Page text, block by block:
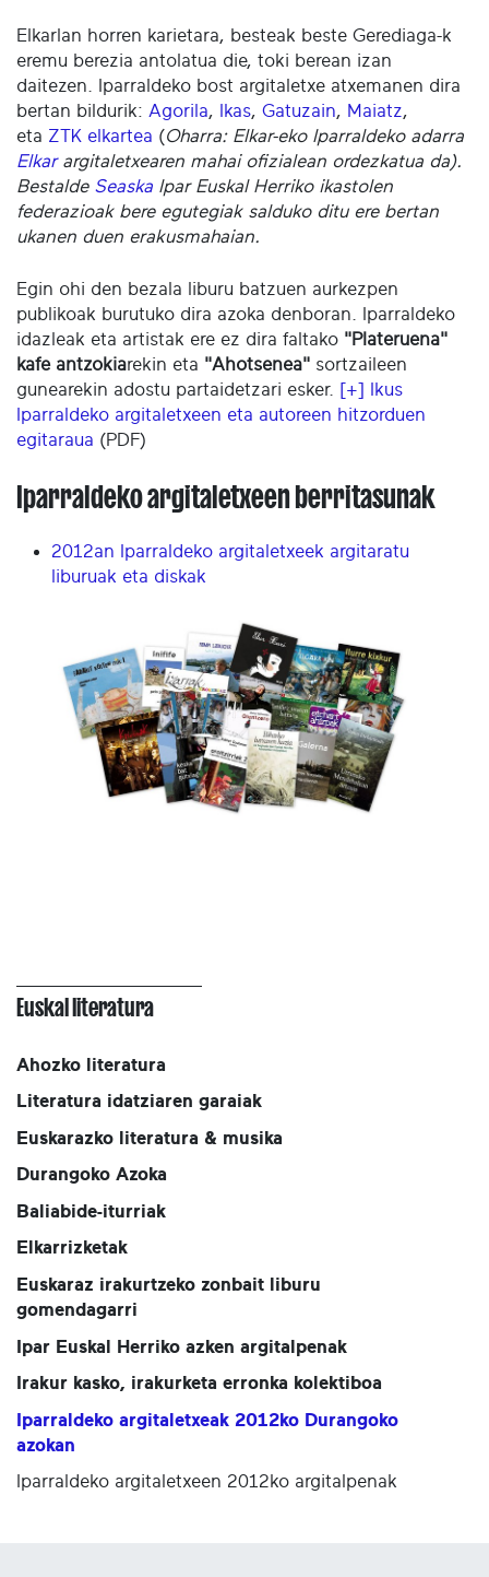
Elkarlan horren karietara, besteak beste Gerediaga-k
eremu berezia antolatua die, toki berean izan
daitezen. Iparraldeko bost argitaletxe atxemanen dira
bertan bildurik: Agorila, Ikas, Gatuzain, Maiatz,
eta ZTK elkartea (Oharra: Elkar-eko Iparraldeko adarra
Elkarargitaletxearen mahai ofizialean ordezkatua da).
Bestalde Seaska Ipar Euskal Herriko ikastolen
federazioak bere egutegiak salduko ditu ere bertan
ukanen duen erakusmahaian.
Egin ohi den bezala liburu batzuen aurkezpen
publikoak burutuko dira azoka denboran. Iparraldeko
idazleak eta artistak ere ez dira faltako "Plateruena"
kafe antzokiarekin eta "Ahotsenea" sortzaileen
gunearekin adostu partaidetzari esker. [+] Ikus
Iparraldeko argitaletxeen eta autoreen hitzorduen
egitaraua (PDF)
Iparraldeko argitaletxeen berritasunak
2012an Iparraldeko argitaletxeek argitaratu
liburuak eta diskak
Euskal literatura
Ahozko literatura
Literatura idatziaren garaiak
Euskarazko literatura & musika
Durangoko Azoka
Baliabide-iturriak
Elkarrizketak
Euskaraz irakurtzeko zonbait liburu
gomendagarri
Ipar Euskal Herriko azken argitalpenak
Irakur kasko, irakurketa erronka kolektiboa
Iparraldeko argitaletxeak 2012ko Durangoko
azokan
Iparraldeko argitaletxeen 2012ko argitalpenak